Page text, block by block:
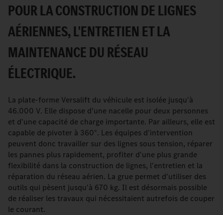
POUR LA CONSTRUCTION DE LIGNES
AÉRIENNES, L'ENTRETIEN ET LA
MAINTENANCE DU RÉSEAU
ÉLECTRIQUE.
La plate-forme Versalift du véhicule est isolée jusqu'à
46.000 V. Elle dispose d'une nacelle pour deux personnes
et d'une capacité de charge importante. Par ailleurs, elle est
capable de pivoter à 360°. Les équipes d'intervention
peuvent donc travailler sur des lignes sous tension, réparer
les pannes plus rapidement, profiter d'une plus grande
flexibilité dans la construction de lignes, l'entretien et la
réparation du réseau aérien. La grue permet d'utiliser des
outils qui pèsent jusqu'à 670 kg. Il est désormais possible
de réaliser les travaux qui nécessitaient autrefois de couper
le courant.